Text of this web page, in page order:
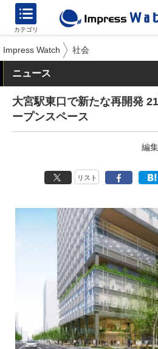
カテゴリ
Impress Watch 社会
ニュース
大宮駅東口で新たな再開発
ープンスペース
編
リスト